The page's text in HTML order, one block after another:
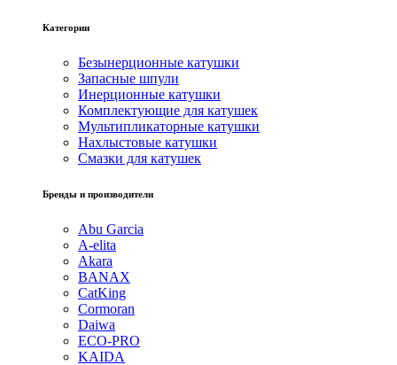
Категории
Безынерционные катушки
Запасные шпули
Инерционные катушки
Комплектующие для катушек
Мультипликаторные катушки
Нахлыстовые катушки
Смазки для катушек
Бренды и производители
Abu Garcia
A-elita
Akara
BANAX
CatKing
Cormoran
Daiwa
ECO-PRO
KAIDA